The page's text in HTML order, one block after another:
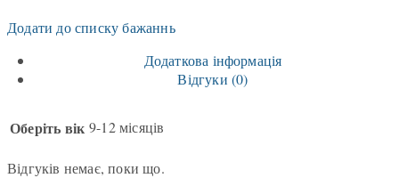
Додати до списку бажаннь
Додаткова інформація
Відгуки (0)
Оберіть вік 9-12 місяців
Відгуків немає, поки що.